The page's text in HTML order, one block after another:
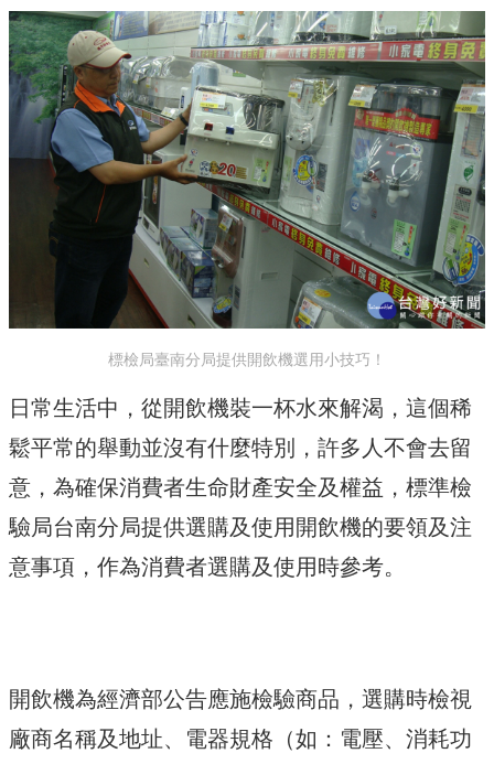
標檢局臺南分局提供開飲機選用小技巧！
日常生活中，從開飲機裝一杯水來解渴，這個稀
鬆平常的舉動並沒有什麼特別，許多人不會去留
意，為確保消費者生命財產安全及權益，標準檢
驗局台南分局提供選購及使用開飲機的要領及注
意事項，作為消費者選購及使用時參考。
開飲機為經濟部公告應施檢驗商品，選購時檢視
廠商名稱及地址、電器規格（如：電壓、消耗功